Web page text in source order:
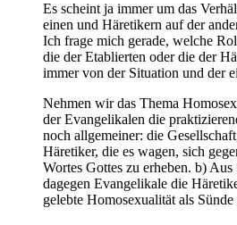
Es scheint ja immer um das
einen und Häretikern auf der
Ich frage mich gerade, welche
die der Etablierten oder die der
immer von der Situation und der
Nehmen wir das Thema
der Evangelikalen die
noch allgemeiner: die
Häretiker, die es wagen, sich
Wortes Gottes zu erheben. b)
dagegen Evangelikale die
gelebte Homosexualität als